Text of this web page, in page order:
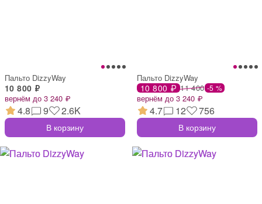
Пальто DizzyWay
10 800 ₽
вернём до 3 240 ₽
4.8 9 2.6K
В корзину
Пальто DizzyWay
10 800 ₽ 11 400 -5 %
вернём до 3 240 ₽
4.7 12 756
В корзину